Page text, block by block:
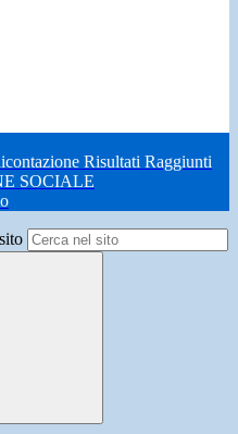
Risultati Raggiunti
SOCIALE